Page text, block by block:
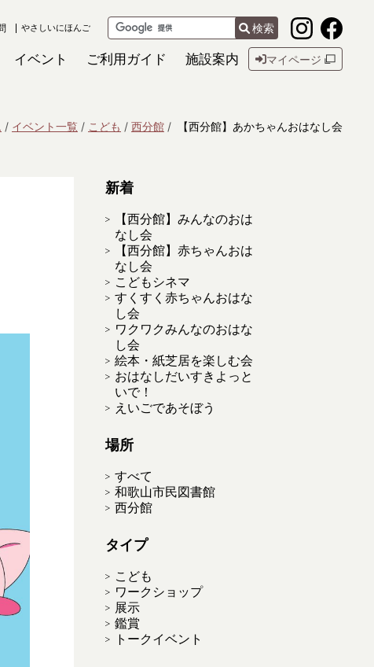
やさしいにほんご 検索
イベント ご利用ガイド 施設案内 マイページ
イベント一覧 こども 西分館 【西分館】あかちゃんおはなし会
新着
【西分館】みんなのおは
なし会
【西分館】赤ちゃんおは
なし会
こどもシネマ
すくすく赤ちゃんおはな
し会
ワクワクみんなのおはな
し会
絵本・紙芝居を楽しむ会
おはなしだいすきよっと
いで！
えいごであそぼう
場所
すべて
和歌山市民図書館
西分館
タイプ
こども
ワークショップ
展示
鑑賞
トークイベント